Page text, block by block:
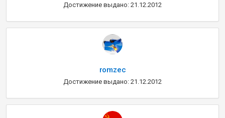
Достижение выдано: 21.12.2012
romzec
Достижение выдано: 21.12.2012